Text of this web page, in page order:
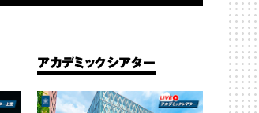
アカデミックシアター